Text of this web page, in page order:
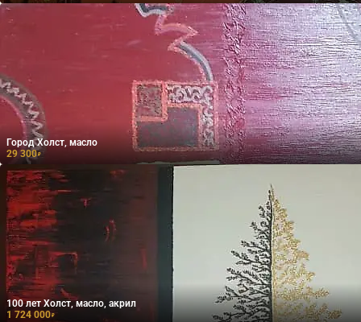
Город Холст, масло
29 300₽
100 лет Холст, масло, акрил
1 724 000₽